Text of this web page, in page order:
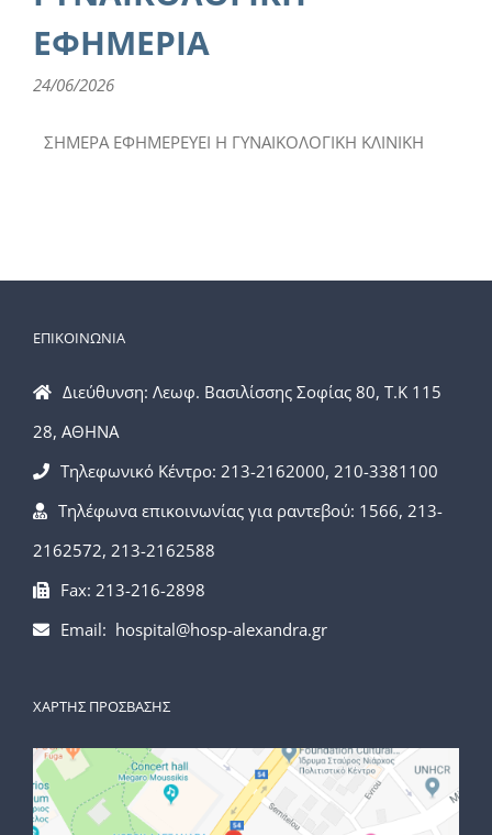
ΕΦΗΜΕΡΙΑ
24/06/2026
ΣΗΜΕΡΑ ΕΦΗΜΕΡΕΥΕΙ Η ΓΥΝΑΙΚΟΛΟΓΙΚΗ ΚΛΙΝΙΚΗ
ΕΠΙΚΟΙΝΩΝΙΑ
Διεύθυνση: Λεωφ. Βασιλίσσης Σοφίας 80, Τ.Κ 115
28, ΑΘΗΝΑ
Τηλεφωνικό Κέντρο: 213-2162000, 210-3381100
Τηλέφωνα επικοινωνίας για ραντεβού: 1566, 213-
2162572, 213-2162588
Fax: 213-216-2898
Email: hospital@hosp-alexandra.gr
ΧΑΡΤΗΣ ΠΡΟΣΒΑΣΗΣ